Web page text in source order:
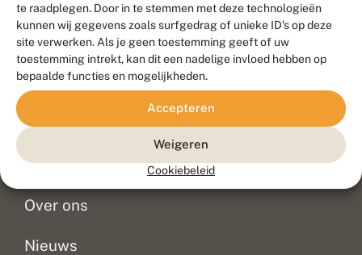
te raadplegen. Door in te stemmen met deze technologieën
kunnen wij gegevens zoals surfgedrag of unieke ID's op deze
site verwerken. Als je geen toestemming geeft of uw
toestemming intrekt, kan dit een nadelige invloed hebben op
bepaalde functies en mogelijkheden.
Accepteren
Weigeren
Cookiebeleid
Contact
Veelgestelde vragen
Doneer
Over ons
Nieuws
Meld waarnemingen© 2026 Vlinderstichting
Duurzaam ontwikkeld door
Go2People
, ontworpen door
Blue Field Agency
Privacy
Disclaimer
Sitemap